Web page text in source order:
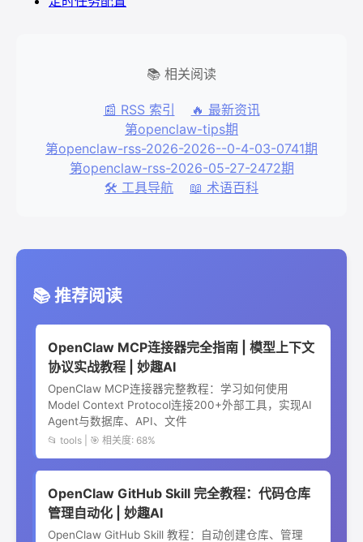
📚 相关阅读
📰 RSS 索引
🔥 最新资讯
第openclaw-tips期
第openclaw-rss-2026-2026--0-4-03-0741期
第openclaw-rss-2026-05-27-2472期
🛠️ 工具导航
📖 术语百科
📚 推荐阅读
OpenClaw MCP连接器完全指南 | 模型上下文
协议实战教程 | 妙趣AI
OpenClaw MCP连接器完整教程：学习如何使用
Model Context Protocol连接200+外部工具，实现AI
Agent与数据库、API、文件
📂 tools | 🎯 相关度: 68%
OpenClaw GitHub Skill 完全教程：代码仓库
管理自动化 | 妙趣AI
OpenClaw GitHub Skill 教程：自动创建仓库、管理